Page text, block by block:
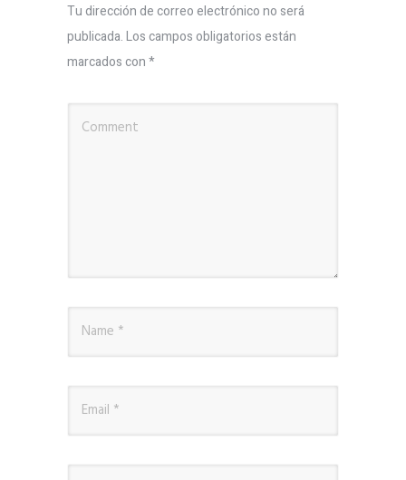
Tu dirección de correo electrónico no será
publicada.Los campos obligatorios están
marcados con*